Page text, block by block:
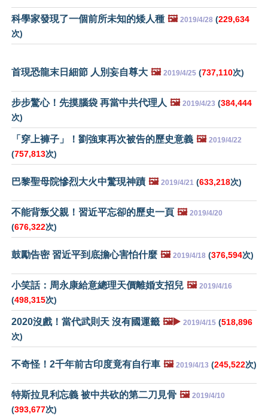
科學家發現了一個前所未知的矮人種 🖼️ 2019/4/28 (229,634
次)
首現恐龍末日細節 人別妄自尊大 🖼️ 2019/4/25 (737,110次)
步步驚心！先摸腦袋 再當中共代理人 🖼️ 2019/4/23 (384,444
次)
「穿上褲子」！劉強東再次被告的歷史意義 🖼️ 2019/4/22
(757,813次)
巴黎聖母院慘烈大火中驚現神蹟 🖼️ 2019/4/21 (633,218次)
不能背叛父親！習近平忘卻的歷史一頁 🖼️ 2019/4/20
(676,322次)
鼓勵告密 習近平到底擔心害怕什麼 🖼️ 2019/4/18 (376,594次)
小笑話：周永康給意總理天價離婚支招兒 🖼️ 2019/4/16
(498,315次)
2020沒戲！當代武則天 沒有國運籤 🖼️▶️ 2019/4/15 (518,896
次)
不奇怪！2千年前古印度竟有自行車 🖼️ 2019/4/13 (245,522次)
特斯拉見利忘義 被中共砍的第二刀見骨 🖼️ 2019/4/10
(393,677次)